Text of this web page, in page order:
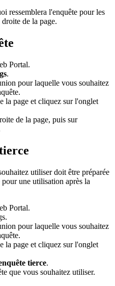
ressemblera l'enquête pour les
droite de la page.
Portal.
.
pour laquelle vous souhaitez
la page et cliquez surl'onglet
de la page, puis sur
utiliser doit être préparée
une utilisation après la
Portal.
pour laquelle vous souhaitez
la page et cliquez surl'onglet
tierce.
que vous souhaitez utiliser.